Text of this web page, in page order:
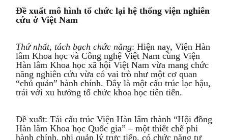
Đề xuất mô hình tổ chức lại hệ thống viện nghiên
cứu ở Việt Nam
Thứ nhất, tách bạch chức năng: Hiện nay, Viện Hàn
lâm Khoa học và Công nghệ Việt Nam cùng Viện
Hàn lâm Khoa học xã hội Việt Nam vừa mang chức
năng nghiên cứu vừa có vai trò như một cơ quan
“chủ quản” hành chính. Đây là một cấu trúc lạc hậu,
trái với xu hướng tổ chức khoa học tiên tiến.
Đề xuất: Tái cấu trúc Viện Hàn lâm thành “Hội đồng
Hàn lâm Khoa học Quốc gia” – một thiết chế phi
hành chính, phi quản lý trực tiếp, có chức năng tư